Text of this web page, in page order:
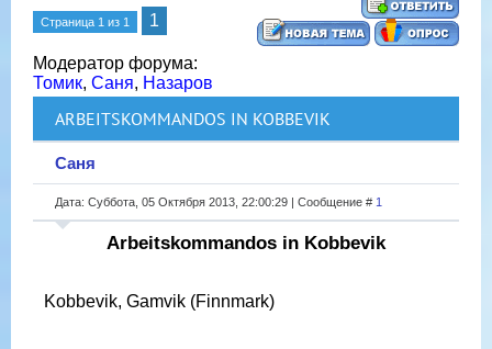
Страница 1 из 1 1
Модератор форума:
Томик, Саня, Назаров
ARBEITSKOMMANDOS IN KOBBEVIK
Саня
Дата: Суббота, 05 Октября 2013, 22:00:29 | Сообщение # 1
Arbeitskommandos in Kobbevik
Kobbevik, Gamvik (Finnmark)